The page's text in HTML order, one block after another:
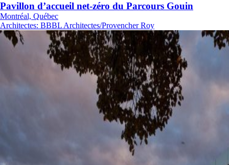
Pavillon d’accueil net-zéro du Parcours Gouin
Montréal, Québec
Architectes: BBBL Architectes/Provencher Roy